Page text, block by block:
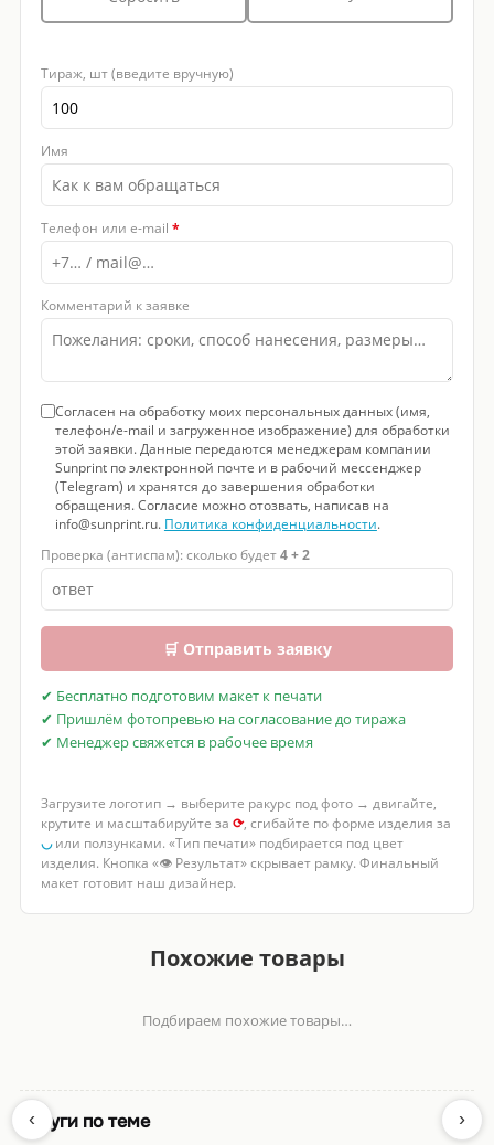
Тираж, шт (введите вручную)
Имя
Телефон или e-mail *
Комментарий к заявке
Согласен на обработку моих персональных данных (имя,
телефон/e-mail и загруженное изображение) для обработки
этой заявки. Данные передаются менеджерам компании
Sunprint по электронной почте и в рабочий мессенджер
(Telegram) и хранятся до завершения обработки
обращения. Согласие можно отозвать, написав на
info@sunprint.ru. Политика конфиденциальности.
Проверка (антиспам): сколько будет4 + 2
🛒 Отправить заявку
✔ Бесплатно подготовим макет к печати
✔ Пришлём фотопревью на согласование до тиража
✔ Менеджер свяжется в рабочее время
Загрузите логотип → выберите ракурс под фото → двигайте,
крутите и масштабируйте за ⟳, сгибайте по форме изделия за
◡или ползунками. «Тип печати» подбирается под цвет
изделия. Кнопка «👁 Результат» скрывает рамку. Финальный
макет готовит наш дизайнер.
Похожие товары
‹
Подбираем похожие товары…
›
Услуги по теме